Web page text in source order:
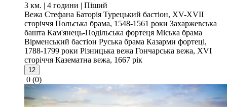
3 км. | 4 години | Піший
Вежа Стефана Баторія Турецький бастіон, XV-XVII
сторіччя Польська брама, 1548-1561 роки Захаржевська
башта Кам'янець-Подільська фортеця Міська брама
Вірменський бастіон Руська брама Казарми фортеці,
1788-1799 роки Різницька вежа Гончарська вежа, XVI
сторіччя Казематна вежа, 1667 рік
12
0 (0)